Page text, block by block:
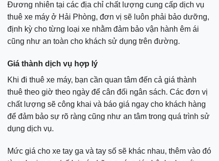
Đương nhiên tại các địa chỉ chất lượng cung cấp dịch vụ
thuê xe máy ở Hải Phòng, đơn vị sẽ luôn phải bảo dưỡng,
định kỳ cho từng loại xe nhằm đảm bảo vận hành êm ái
cũng như an toàn cho khách sử dụng trên đường.
Giá thành dịch vụ hợp lý
Khi đi thuê xe máy, bạn cần quan tâm đến cả giá thành
thuê theo giờ theo ngày để cân đối ngân sách. Các đơn vị
chất lượng sẽ công khai và báo giá ngay cho khách hàng
để đảm bảo sự rõ ràng cũng như an tâm trong quá trình sử
dụng dịch vụ.
Mức giá cho xe tay ga và tay số sẽ khác nhau, thêm vào đó